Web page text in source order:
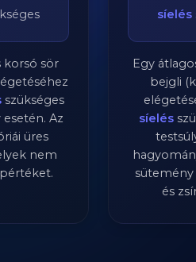
korsó sör
szükséges
Az
üres
nem
síelés
Egy
bejgli
síelés
és